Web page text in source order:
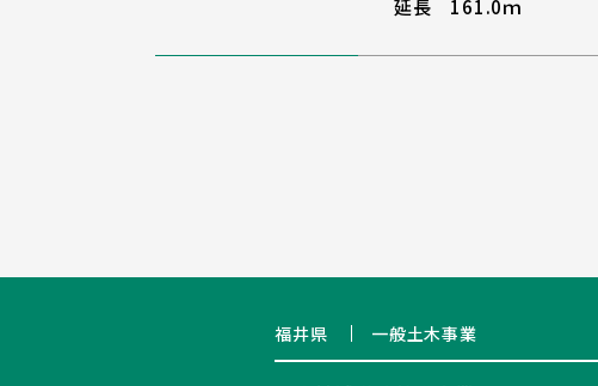
延長 161.0ｍ
福井県 一般土木事業